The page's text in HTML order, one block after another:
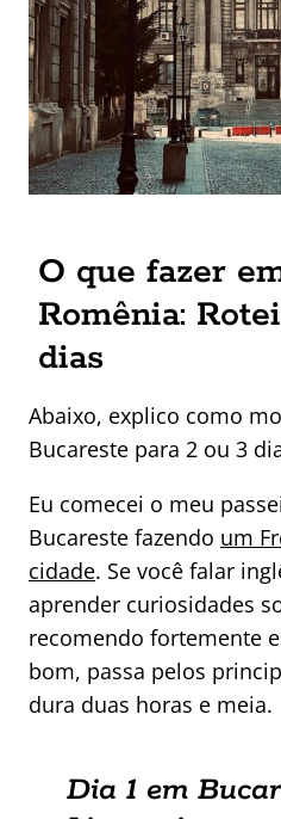
O que fazer
Romênia:
dias
Abaixo, explico como
Bucareste para 2 ou 3
Eu comecei o meu
Bucareste fazendo um
cidade. Se você falar
aprender curiosidades
recomendo fortemente
bom, passa pelos
dura duas horas e meia.
Dia 1 em